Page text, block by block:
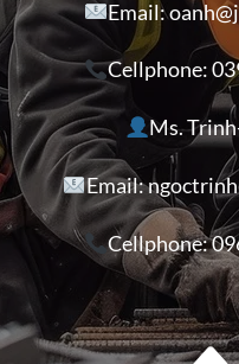
Email:
Cellphone:
Ms.
Email:
Cellphone: